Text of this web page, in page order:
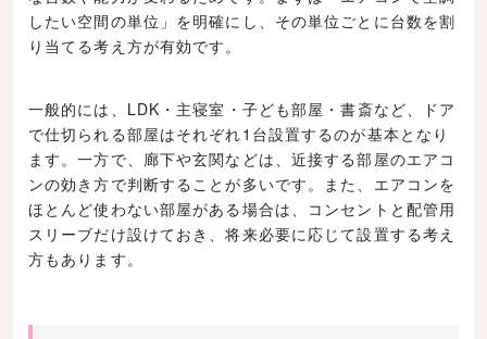
したい空間の単位」を明確にし、その単位ごとに台数を割
り当てる考え方が有効です。
一般的には、LDK・主寝室・子ども部屋・書斎など、ドア
で仕切られる部屋はそれぞれ1台設置するのが基本となり
ます。一方で、廊下や玄関などは、近接する部屋のエアコ
ンの効き方で判断することが多いです。また、エアコンを
ほとんど使わない部屋がある場合は、コンセントと配管用
スリーブだけ設けておき、将来必要に応じて設置する考え
方もあります。